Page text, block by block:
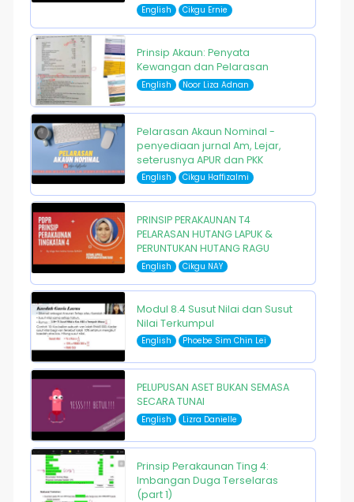
English Cikgu Ernie
Prinsip Akaun: Penyata
Kewangan dan Pelarasan
English Noor Liza Adnan
Pelarasan Akaun Nominal -
penyediaan jurnal Am, Lejar,
seterusnya APUR dan PKK
English Cikgu Haffizalmi
PRINSIP PERAKAUNAN T4
PELARASAN HUTANG LAPUK &
PERUNTUKAN HUTANG RAGU
English Cikgu NAY
Modul 8.4 Susut Nilai dan Susut
Nilai Terkumpul
English Phoebe Sim Chin Lei
PELUPUSAN ASET BUKAN SEMASA
SECARA TUNAI
English Lizra Danielle
Prinsip Perakaunan Ting 4:
Imbangan Duga Terselaras
(part 1)